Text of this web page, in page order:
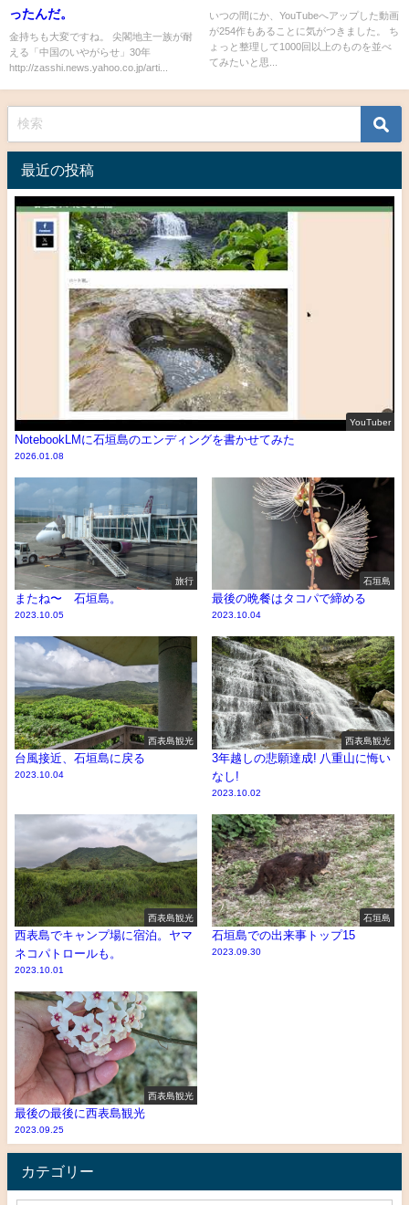
ったんだ。
金持ちも大変ですね。 尖閣地主一族が耐
える「中国のいやがらせ」30年
http://zasshi.news.yahoo.co.jp/arti...
いつの間にか、YouTubeへアップした動画
が254作もあることに気がつきました。 ち
ょっと整理して1000回以上のものを並べ
てみたいと思...
最近の投稿
YouTuber
NotebookLMに石垣島のエンディングを書かせてみた
2026.01.08
旅行
またね〜 石垣島。
2023.10.05
石垣島
最後の晩餐はタコパで締める
2023.10.04
西表島観光
台風接近、石垣島に戻る
2023.10.04
西表島観光
3年越しの悲願達成! 八重山に悔い
なし!
2023.10.02
西表島観光
西表島でキャンプ場に宿泊。ヤマ
ネコパトロールも。
2023.10.01
石垣島
石垣島での出来事トップ15
2023.09.30
西表島観光
最後の最後に西表島観光
2023.09.25
カテゴリー